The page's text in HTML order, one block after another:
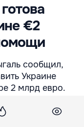
€2
сообщил,
Украине
2 млрд евро.